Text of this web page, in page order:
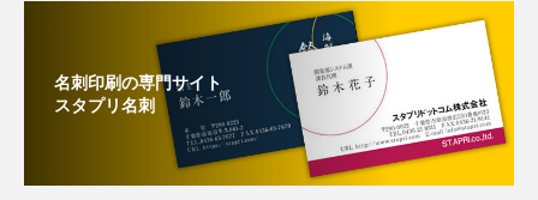
名刺印刷の専門サイト
スタプリ名刺